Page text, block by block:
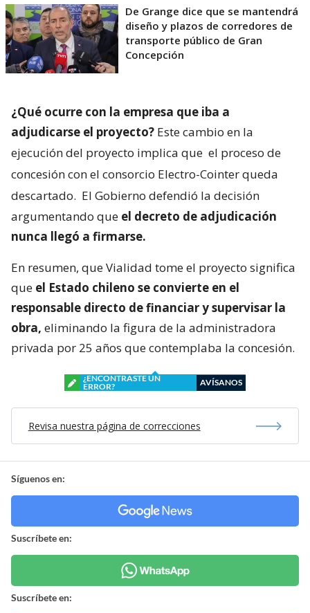
De Grange dice que se mantendrá
diseño y plazos de corredores de
transporte público de Gran
Concepción
¿Qué ocurre con la empresa que iba a
adjudicarse el proyecto? Este cambio en la
ejecución del proyecto implica que el proceso de
concesión con el consorcio Electro-Cointer queda
descartado. El Gobierno defendió la decisión
argumentando que el decreto de adjudicación
nunca llegó a firmarse.
En resumen, que Vialidad tome el proyecto significa
que el Estado chileno se convierte en el
responsable directo de financiar y supervisar la
obra, eliminando la figura de la administradora
privada por 25 años que contemplaba la concesión.
¿ENCONTRASTE UN
ERROR?
AVÍSANOS
Revisa nuestra página de correcciones
Síguenos en:
Suscríbete en:
Suscríbete en: